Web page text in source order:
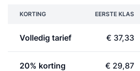
KORTING EERSTE KLAS
Volledig tarief € 37,33
20% korting € 29,87